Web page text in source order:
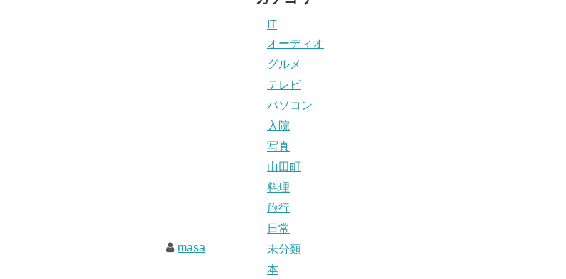
masa
IT
オーディオ
グルメ
テレビ
パソコン
入院
写真
山田町
料理
旅行
日常
未分類
本